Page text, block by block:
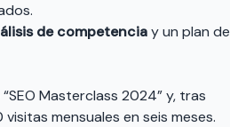
de competenciay un plan de
Masterclass 2024” y, tras
mensuales en seis meses.